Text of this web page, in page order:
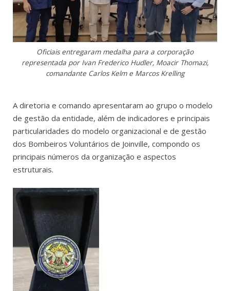
Oficiais entregaram medalha para a corporação
representada por Ivan Frederico Hudler, Moacir Thomazi,
comandante Carlos Kelm e Marcos Krelling
A diretoria e comando apresentaram ao grupo o modelo
de gestão da entidade, além de indicadores e principais
particularidades do modelo organizacional e de gestão
dos Bombeiros Voluntários de Joinville, compondo os
principais números da organização e aspectos
estruturais.